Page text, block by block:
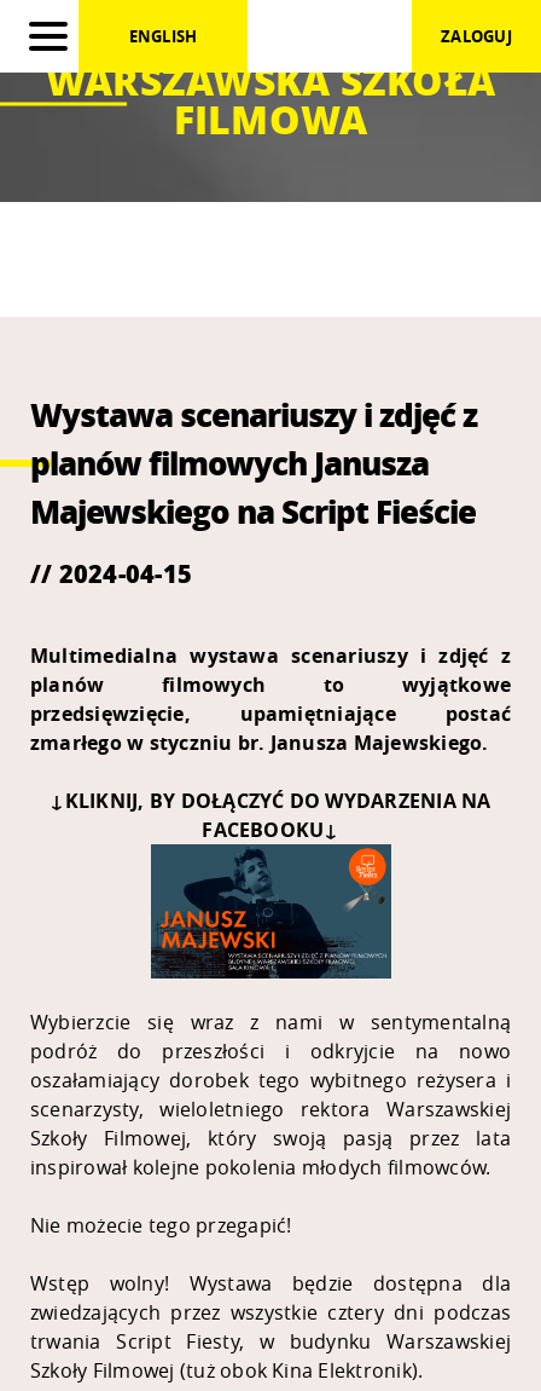
WARSZAWSKA SZKOŁA
FILMOWA
ENGLISH ZALOGUJ
Wystawa scenariuszy i zdjęć z
planów filmowych Janusza
Majewskiego na Script Fieście
// 2024-04-15
Multimedialna wystawa scenariuszy i zdjęć z
planów filmowych to wyjątkowe
przedsięwzięcie, upamiętniające postać
zmarłego w styczniu br. Janusza Majewskiego.
↓KLIKNIJ, BY DOŁĄCZYĆ DO WYDARZENIA NA
FACEBOOKU↓
Wybierzcie się wraz z nami w sentymentalną
podróż do przeszłości i odkryjcie na nowo
oszałamiający dorobek tego wybitnego reżysera i
scenarzysty, wieloletniego rektora Warszawskiej
Szkoły Filmowej, który swoją pasją przez lata
inspirował kolejne pokolenia młodych filmowców.
Nie możecie tego przegapić!
Wstęp wolny! Wystawa będzie dostępna dla
zwiedzających przez wszystkie cztery dni podczas
trwania Script Fiesty, w budynku Warszawskiej
Szkoły Filmowej (tuż obok Kina Elektronik).